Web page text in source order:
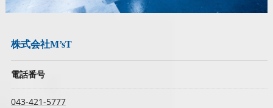
株式会社M’sT
電話番号
043-421-5777